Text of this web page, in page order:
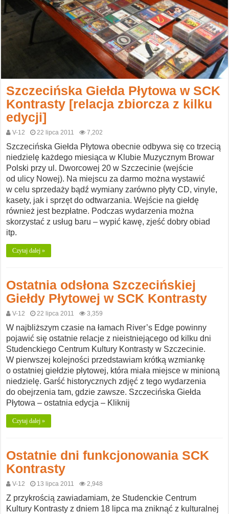
Szczecińska Giełda Płytowa w SCK
Kontrasty [relacja zbiorcza z kilku
edycji]
V-12 22 lipca 2011 7,202
Szczecińska Giełda Płytowa obecnie odbywa się co trzecią
niedzielę każdego miesiąca w Klubie Muzycznym Browar
Polski przy ul. Dworcowej 20 w Szczecinie (wejście
od ulicy Nowej). Na miejscu za darmo można wystawić
w celu sprzedaży bądź wymiany zarówno płyty CD, vinyle,
kasety, jak i sprzęt do odtwarzania. Wejście na giełdę
również jest bezpłatne. Podczas wydarzenia można
skorzystać z usług baru – wypić kawę, zjeść dobry obiad
itp.
Czytaj dalej »
Ostatnia odsłona Szczecińskiej
Giełdy Płytowej w SCK Kontrasty
V-12 22 lipca 2011 3,359
W najbliższym czasie na łamach River’s Edge powinny
pojawić się ostatnie relacje z nieistniejącego od kilku dni
Studenckiego Centrum Kultury Kontrasty w Szczecinie.
W pierwszej kolejności przedstawiam krótką wzmiankę
o ostatniej giełdzie płytowej, która miała miejsce w minioną
niedzielę. Garść historycznych zdjęć z tego wydarzenia
do obejrzenia tam, gdzie zawsze. Szczecińska Giełda
Płytowa – ostatnia edycja – Kliknij
Czytaj dalej »
Ostatnie dni funkcjonowania SCK
Kontrasty
V-12 13 lipca 2011 2,948
Z przykrością zawiadamiam, że Studenckie Centrum
Kultury Kontrasty z dniem 18 lipca ma zniknąć z kulturalnej